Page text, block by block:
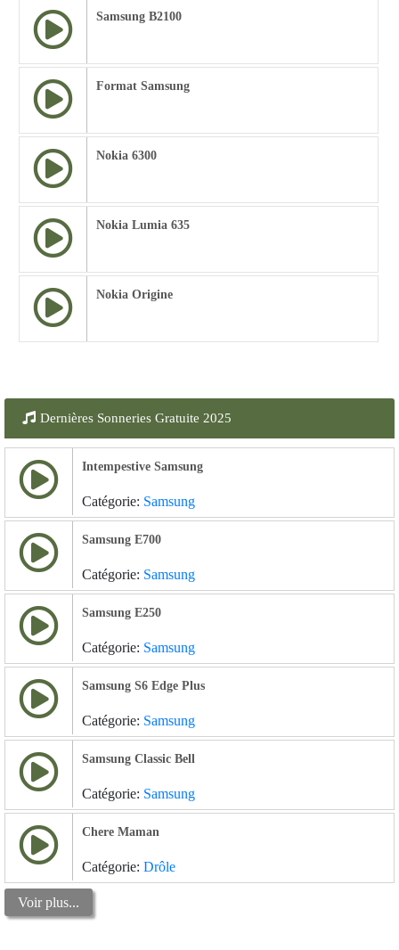
Samsung B2100
Format Samsung
Nokia 6300
Nokia Lumia 635
Nokia Origine
Dernières Sonneries Gratuite 2025
Intempestive Samsung
Catégorie: Samsung
Samsung E700
Catégorie: Samsung
Samsung E250
Catégorie: Samsung
Samsung S6 Edge Plus
Catégorie: Samsung
Samsung Classic Bell
Catégorie: Samsung
Chere Maman
Catégorie: Drôle
Voir plus...